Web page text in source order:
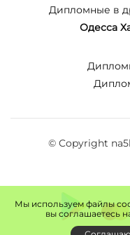
Дипломные в
Одесса
© Copyright
Мы используем файлы
вы соглашаетесь